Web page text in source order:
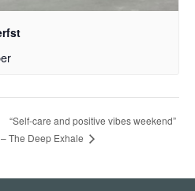
“Self-care and positive vibes weekend”
– The Deep Exhale